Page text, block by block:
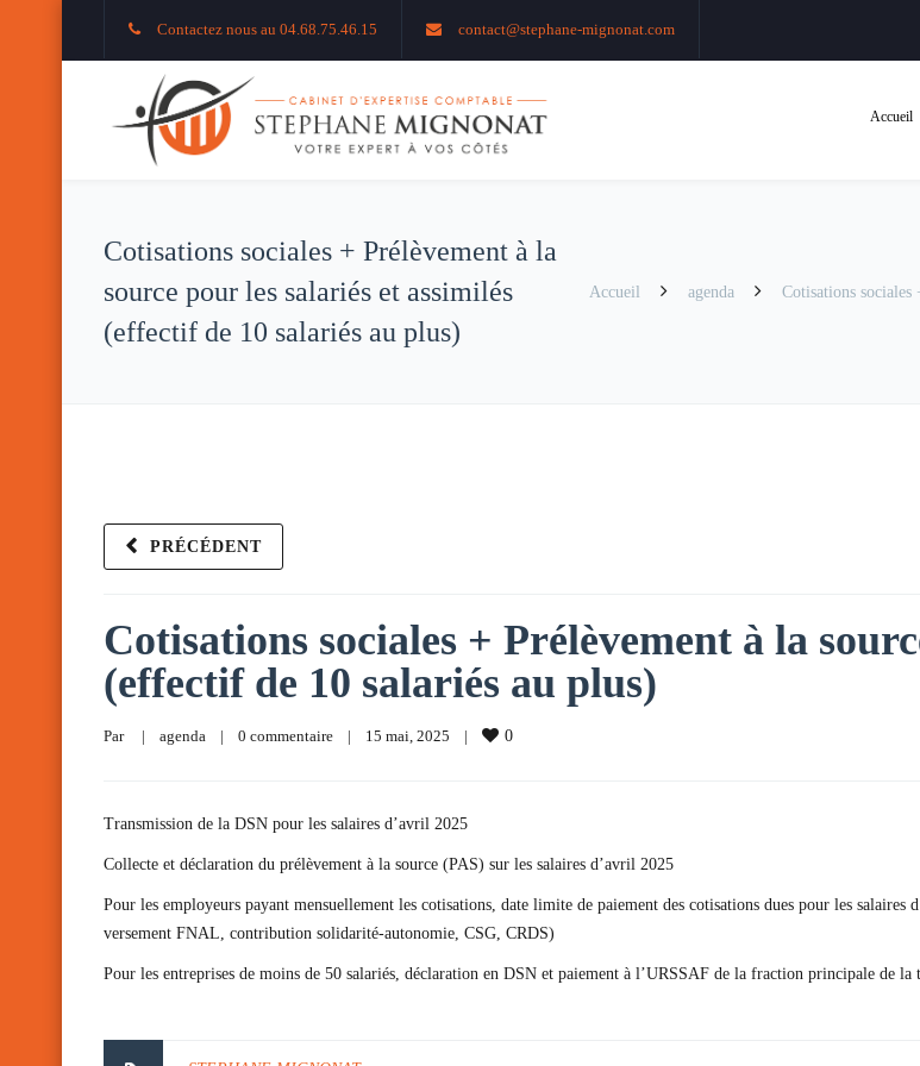
Contactez nous au 04.68.75.46.15 contact@stephane-mignonat.com
Accueil
Cotisations sociales + Prélèvement à la
source pour les salariés et assimilés
(effectif de 10 salariés au plus)
Accueil agenda Cotisations sociales
PRÉCÉDENT
Cotisations sociales + Prélèvement à la
(effectif de 10 salariés au plus)
Par | agenda | 0 commentaire | 15 mai, 2025 | 0
Transmission de la DSN pour les salaires d’avril 2025
Collecte et déclaration du prélèvement à la source (PAS) sur les salaires d’avril 2025
Pour les employeurs payant mensuellement les cotisations, date limite de paiement des cotisations dues pour les salaires
versement FNAL, contribution solidarité-autonomie, CSG, CRDS)
Pour les entreprises de moins de 50 salariés, déclaration en DSN et paiement à l’URSSAF de la fraction principale de